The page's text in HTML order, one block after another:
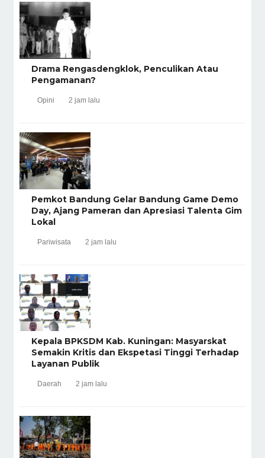
Drama Rengasdengklok, Penculikan Atau
Pengamanan?
Opini 2 jam lalu
Pemkot Bandung Gelar Bandung Game Demo
Day, Ajang Pameran dan Apresiasi Talenta Gim
Lokal
Pariwisata 2 jam lalu
Kepala BPKSDM Kab. Kuningan: Masyarskat
Semakin Kritis dan Ekspetasi Tinggi Terhadap
Layanan Publik
Daerah 2 jam lalu